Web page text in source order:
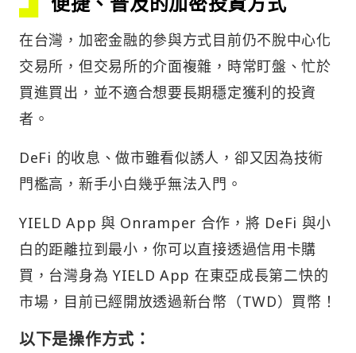
在台灣，加密金融的參與方式目前仍不脫中心化
交易所，但交易所的介面複雜，時常盯盤、忙於
買進買出，並不適合想要長期穩定獲利的投資
者。
DeFi 的收息、做市雖看似誘人，卻又因為技術
門檻高，新手小白幾乎無法入門。
YIELD App 與 Onramper 合作，將 DeFi 與小
白的距離拉到最小，你可以直接透過信用卡購
買，台灣身為 YIELD App 在東亞成長第二快的
市場，目前已經開放透過新台幣（TWD）買幣！
以下是操作方式：